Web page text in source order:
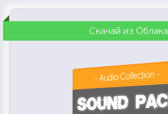
Скачай из Облака